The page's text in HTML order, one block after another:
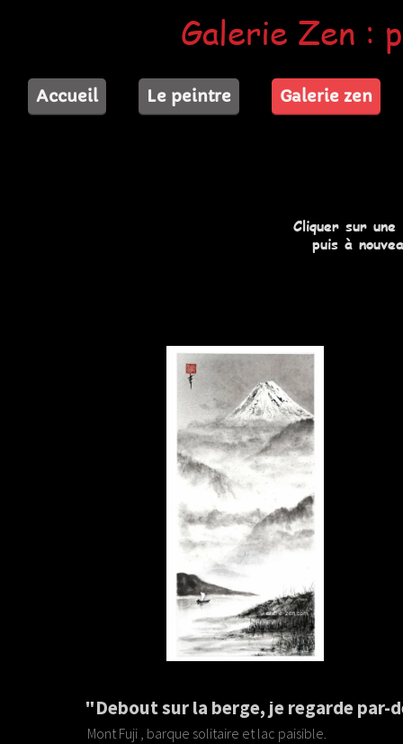
Accueil Le peintre Galerie zen
Galerie Zen :
Cliquer sur
puis à
"Debout sur la berge, je regarde par-
Mont Fuji , barque solitaire et lac paisible.